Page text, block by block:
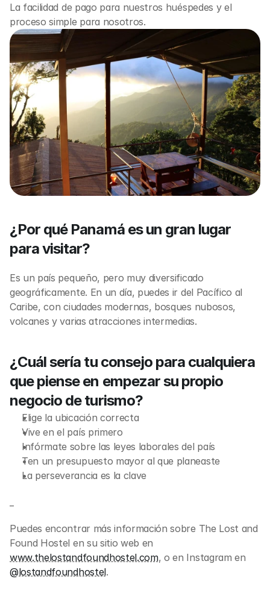
La facilidad de pago para nuestros huéspedes y el
proceso simple para nosotros.
¿Por qué Panamá es un gran lugar
para visitar?
Es un país pequeño, pero muy diversificado
geográficamente. En un día, puedes ir del Pacífico al
Caribe, con ciudades modernas, bosques nubosos,
volcanes y varias atracciones intermedias.
¿Cuál sería tu consejo para cualquiera
que piense en empezar su propio
negocio de turismo?
Elige la ubicación correcta
Vive en el país primero
Infórmate sobre las leyes laborales del país
Ten un presupuesto mayor al que planeaste
La perseverancia es la clave
Puedes encontrar más información sobre The Lost and
www.thelostandfoundhostel.com
@lostandfoundhostel.